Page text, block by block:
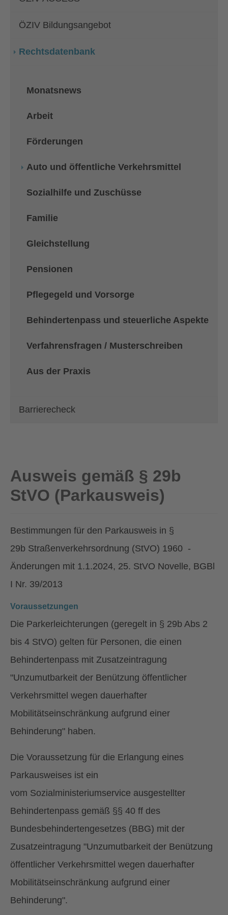
ÖZIV Bildungsangebot
Rechtsdatenbank
Monatsnews
Arbeit
Förderungen
Auto und öffentliche Verkehrsmittel
Sozialhilfe und Zuschüsse
Familie
Gleichstellung
Pensionen
Pflegegeld und Vorsorge
Behindertenpass und steuerliche Aspekte
Verfahrensfragen / Musterschreiben
Aus der Praxis
Barrierecheck
Ausweis gemäß § 29b
StVO (Parkausweis)
Bestimmungen für den Parkausweis in §
29b Straßenverkehrsordnung (StVO) 1960 -
Änderungen mit 1.1.2024, 25. StVO Novelle, BGBl
I Nr. 39/2013
Voraussetzungen
Die Parkerleichterungen (geregelt in § 29b Abs 2
bis 4 StVO) gelten für Personen, die einen
Behindertenpass mit Zusatzeintragung
"Unzumutbarkeit der Benützung öffentlicher
Verkehrsmittel wegen dauerhafter
Mobilitätseinschränkung aufgrund einer
Behinderung" haben.
Die Voraussetzung für die Erlangung eines
Parkausweises ist ein
vom Sozialministeriumservice ausgestellter
Behindertenpass gemäß §§ 40 ff des
Bundesbehindertengesetzes (BBG) mit der
Zusatzeintragung "Unzumutbarkeit der Benützung
öffentlicher Verkehrsmittel wegen dauerhafter
Mobilitätseinschränkung aufgrund einer
Behinderung".